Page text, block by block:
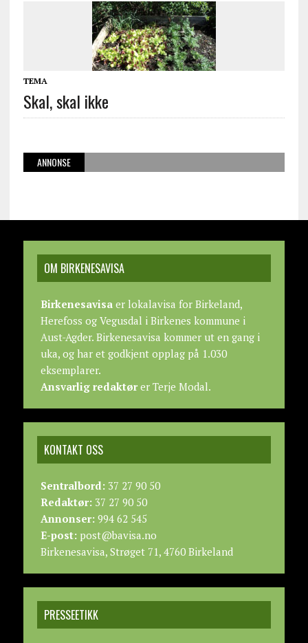
TEMA
Skal, skal ikke
ANNONSE
OM BIRKENESAVISA
Birkenesavisaer lokalavisa for Birkeland,
Herefoss og Vegusdal i Birkenes kommune i
Aust-Agder. Birkenesavisa kommer ut en gang i
uka, og har et godkjent opplag på 1.030
eksemplarer.
Ansvarlig redaktører Terje Modal.
KONTAKT OSS
Sentralbord:37 27 90 50
Redaktør:37 27 90 50
Annonser:994 62 545
E-post:post@bavisa.no
Birkenesavisa, Strøget 71, 4760 Birkeland
PRESSEETIKK